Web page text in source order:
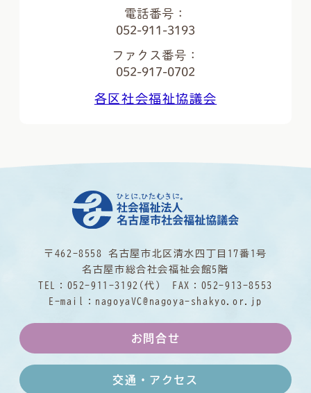
電話番号：
052-911-3193
ファクス番号：
052-917-0702
各区社会福祉協議会
〒462-8558 名古屋市北区清水四丁目17番1号
名古屋市総合社会福祉会館5階
TEL： 052-911-3192 (代) FAX：052-913-8553
E-mail： nagoyaVC@nagoya-shakyo.or.jp
お問合せ
交通・アクセス